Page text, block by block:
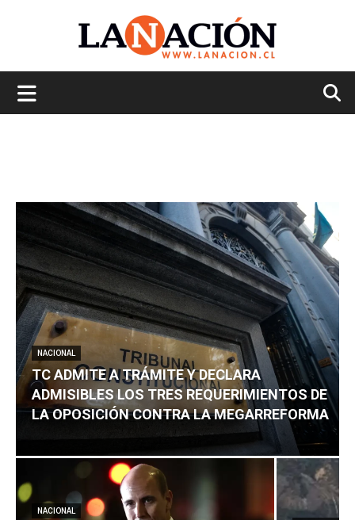
NACIONAL
TC ADMITE A TRÁMITE Y DECLARA
ADMISIBLES LOS TRES REQUERIMIENTOS DE
LA OPOSICIÓN CONTRA LA MEGARREFORMA
NACIONAL